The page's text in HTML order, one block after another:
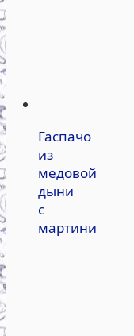
Гаспачо
из
медовой
дыни
с
мартини